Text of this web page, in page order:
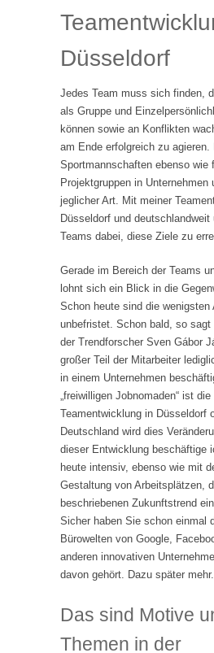
Düsseldorf
Jedes Team muss sich finden,
als Gruppe und
können sowie an Konflikten
am Ende erfolgreich zu agieren.
Sportmannschaften ebenso wie
Projektgruppen in Unternehmen
jeglicher Art. Mit meiner
Düsseldorf und
Teams dabei, diese Ziele zu
Gerade im Bereich der Teams
lohnt sich ein Blick in die
Schon heute sind die
unbefristet. Schon bald, so sagt
der Trendforscher Sven Gábor
großer Teil der Mitarbeiter
in einem Unternehmen
„freiwilligen Jobnomaden“ ist
Teamentwicklung in Düsseldorf
Deutschland wird dies
dieser Entwicklung beschäftige
heute intensiv, ebenso wie mit
Gestaltung von Arbeitsplätzen,
beschriebenen Zukunftstrend
Sicher haben Sie schon einmal
Bürowelten von Google,
anderen innovativen
davon gehört. Dazu später mehr.
Das sind Motive
Themen in der